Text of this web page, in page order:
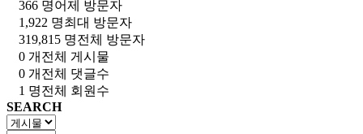
366 명어제 방문자
1,922 명최대 방문자
319,815 명전체 방문자
0 개 전체 게시물
0 개 전체 댓글수
1 명전체 회원수
SEARCH